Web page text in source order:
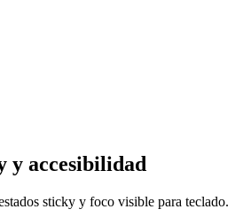
y accesibilidad
sticky y foco visible para teclado.